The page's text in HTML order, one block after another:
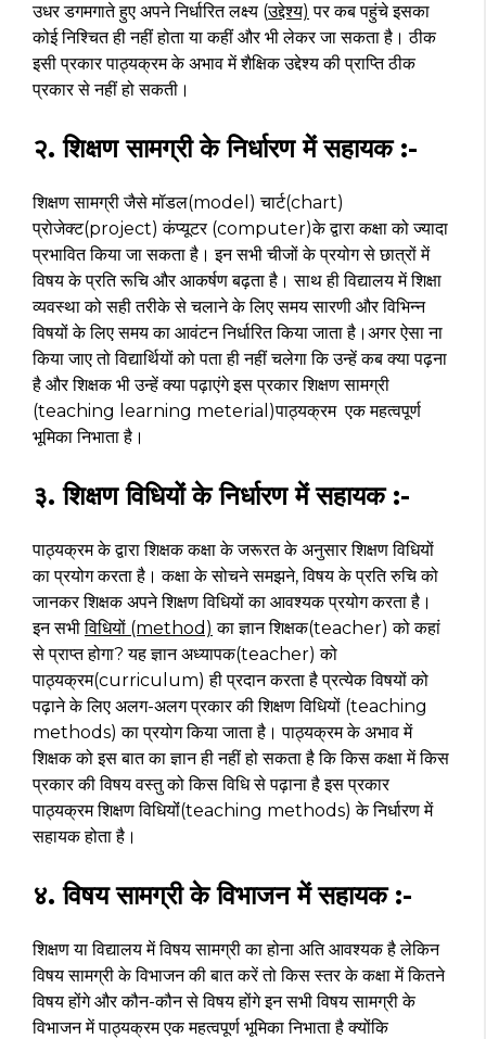
उधर डगमगाते हुए अपने निर्धारित लक्ष्य (उद्देश्य) पर कब पहुंचे इसका
कोई निश्चित ही नहीं होता या कहीं और भी लेकर जा सकता है। ठीक
इसी प्रकार पाठ्यक्रम के अभाव में शैक्षिक उद्देश्य की प्राप्ति ठीक
प्रकार से नहीं हो सकती।
२. शिक्षण सामग्री के निर्धारण में सहायक :-
शिक्षण सामग्री जैसे मॉडल(model) चार्ट(chart)
प्रोजेक्ट(project) कंप्यूटर (computer)के द्वारा कक्षा को ज्यादा
प्रभावित किया जा सकता है। इन सभी चीजों के प्रयोग से छात्रों में
विषय के प्रति रूचि और आकर्षण बढ़ता है। साथ ही विद्यालय में शिक्षा
व्यवस्था को सही तरीके से चलाने के लिए समय सारणी और विभिन्न
विषयों के लिए समय का आवंटन निर्धारित किया जाता है।अगर ऐसा ना
किया जाए तो विद्यार्थियों को पता ही नहीं चलेगा कि उन्हें कब क्या पढ़ना
है और शिक्षक भी उन्हें क्या पढ़ाएंगे इस प्रकार शिक्षण सामग्री
(teaching learning meterial)पाठ्यक्रम एक महत्वपूर्ण
भूमिका निभाता है।
३. शिक्षण विधियों के निर्धारण में सहायक :-
पाठ्यक्रम के द्वारा शिक्षक कक्षा के जरूरत के अनुसार शिक्षण विधियों
का प्रयोग करता है। कक्षा के सोचने समझने, विषय के प्रति रुचि को
जानकर शिक्षक अपने शिक्षण विधियों का आवश्यक प्रयोग करता है।
इन सभीविधियों (method) का ज्ञान शिक्षक(teacher) को कहां
से प्राप्त होगा? यह ज्ञान अध्यापक(teacher) को
पाठ्यक्रम(curriculum) ही प्रदान करता है प्रत्येक विषयों को
पढ़ाने के लिए अलग-अलग प्रकार की शिक्षण विधियों (teaching
methods) का प्रयोग किया जाता है। पाठ्यक्रम के अभाव में
शिक्षक को इस बात का ज्ञान ही नहीं हो सकता है कि किस कक्षा में किस
प्रकार की विषय वस्तु को किस विधि से पढ़ाना है इस प्रकार
पाठ्यक्रम शिक्षण विधियोंं(teaching methods) के निर्धारण में
सहायक होता है।
४. विषय सामग्री के विभाजन में सहायक :-
शिक्षण या विद्यालय में विषय सामग्री का होना अति आवश्यक है लेकिन
विषय सामग्री के विभाजन की बात करें तो किस स्तर के कक्षा में कितने
विषय होंगे और कौन-कौन से विषय होंगे इन सभी विषय सामग्री के
विभाजन में पाठ्यक्रम एक महत्वपूर्ण भूमिका निभाता है क्योंकि